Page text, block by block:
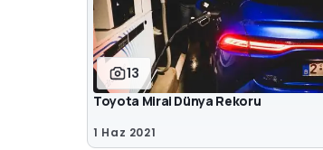
13
Toyota Mirai Dünya Rekoru
1 Haz 2021